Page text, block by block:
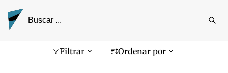
Filtrar Ordenar por
Pantalla de búsqueda